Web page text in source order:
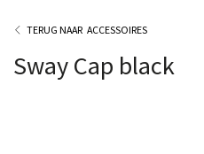
ACCESSOIRES
Sway Cap black